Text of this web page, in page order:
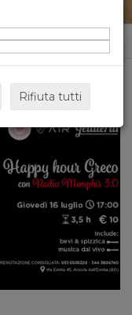
Rifiuta tutti